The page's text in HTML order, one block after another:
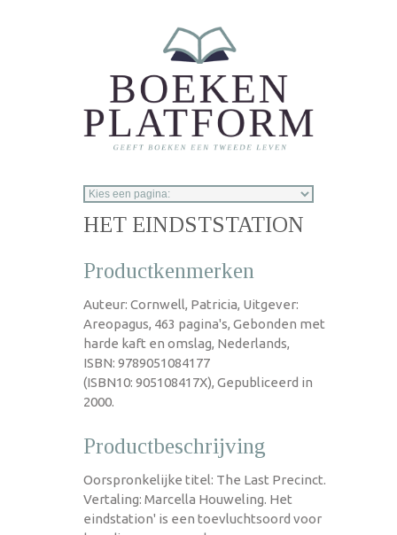
HET EINDSTSTATION
Productkenmerken
Auteur: Cornwell, Patricia, Uitgever:
Areopagus, 463 pagina's, Gebonden met
harde kaft en omslag, Nederlands,
ISBN: 9789051084177
(ISBN10: 905108417X), Gepubliceerd in
2000.
Productbeschrijving
Oorspronkelijke titel: The Last Precinct.
Vertaling: Marcella Houweling. Het
eindstation' is een toevluchtsoord voor